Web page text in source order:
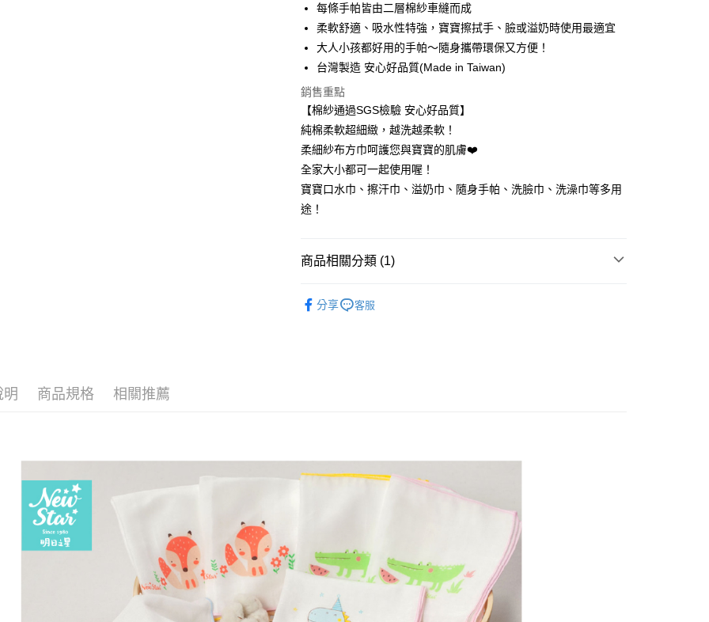
ATM付款
運送方式
全家取貨付款
每筆NT$65，滿NT$1,200(含以上)免運費
付款後全家取貨
每筆NT$65，滿NT$1,200(含以上)免運費
7-11取貨付款
付款後7-11取貨
宅配
每條手帕皆由二層棉紗車縫而成
柔軟舒適、吸水性特強，寶寶擦拭手、臉或溢奶時使用最適宜
大人小孩都好用的手帕～隨身攜帶環保又方便！
台灣製造 安心好品質(Made in Taiwan)
銷售重點
【棉紗通過SGS檢驗 安心好品質】
純棉柔軟超細緻，越洗越柔軟！
柔細紗布方巾呵護您與寶寶的肌膚❤️
全家大小都可一起使用喔！
寶寶口水巾、擦汗巾、溢奶巾、隨身手帕、洗臉巾、洗澡巾等多用
途！
商品相關分類 (1)
分享
客服
明 商品規格 相關推薦